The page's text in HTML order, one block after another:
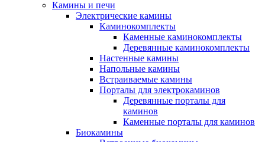
Камины и печи
Электрические камины
Каминокомплекты
Каменные каминокомплекты
Деревянные каминокомплекты
Настенные камины
Напольные камины
Встраиваемые камины
Порталы для электрокаминов
Деревянные порталы для
каминов
Каменные порталы для каминов
Биокамины